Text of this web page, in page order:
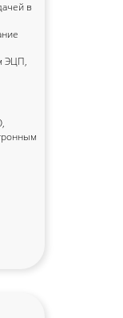
в
ЭЦП,